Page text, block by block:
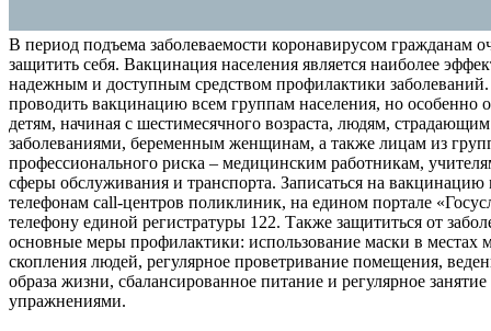
В период подъема заболеваемости коронавирусом гражданам
защитить себя. Вакцинация населения является наиболее
надежным и доступным средством профилактики заболеваний.
проводить вакцинацию всем группам населения, но особенно
детям, начиная с шестимесячного возраста, людям,
заболеваниями, беременным женщинам, а также лицам из
профессионального риска – медицинским работникам,
сферы обслуживания и транспорта. Записаться на
телефонам call-центров поликлиник, на едином портале
телефону единой регистратуры 122. Также защититься от
основные меры профилактики: использование маски в местах
скопления людей, регулярное проветривание помещения,
образа жизни, сбалансированное питание и регулярное
упражнениями.